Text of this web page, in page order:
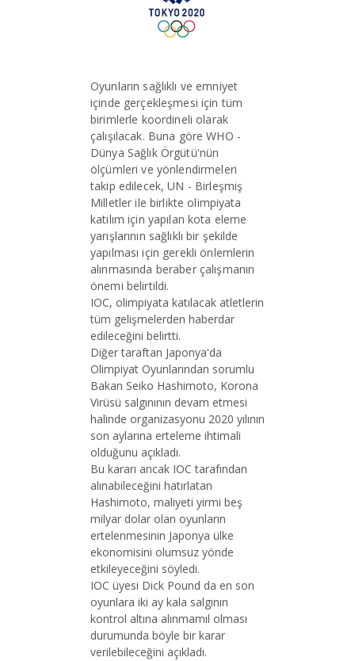
Oyunların sağlıklı ve emniyet
içinde gerçekleşmesi için tüm
birimlerle koordineli olarak
çalışılacak. Buna göre WHO -
Dünya Sağlık Örgütü'nün
ölçümleri ve yönlendirmeleri
takip edilecek, UN - Birleşmiş
Milletler ile birlikte olimpiyata
katılım için yapılan kota eleme
yarışlarının sağlıklı bir şekilde
yapılması için gerekli önlemlerin
alınmasında beraber çalışmanın
önemi belirtildi.
IOC, olimpiyata katılacak atletlerin
tüm gelişmelerden haberdar
edileceğini belirtti.
Diğer taraftan Japonya'da
Olimpiyat Oyunlarından sorumlu
Bakan Seiko Hashimoto, Korona
Virüsü salgınının devam etmesi
halinde organizasyonu 2020 yılının
son aylarına erteleme ihtimali
olduğunu açıkladı.
Bu kararı ancak IOC tarafından
alınabileceğini hatırlatan
Hashimoto, maliyeti yirmi beş
milyar dolar olan oyunların
ertelenmesinin Japonya ülke
ekonomisini olumsuz yönde
etkileyeceğini söyledi.
IOC üyesi Dick Pound da en son
oyunlara iki ay kala salgının
kontrol altına alınmamıl olması
durumunda böyle bir karar
verilebileceğini açıkladı.